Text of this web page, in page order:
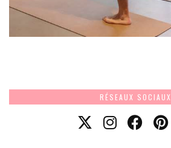
RÉSEAUX SOCIAUX